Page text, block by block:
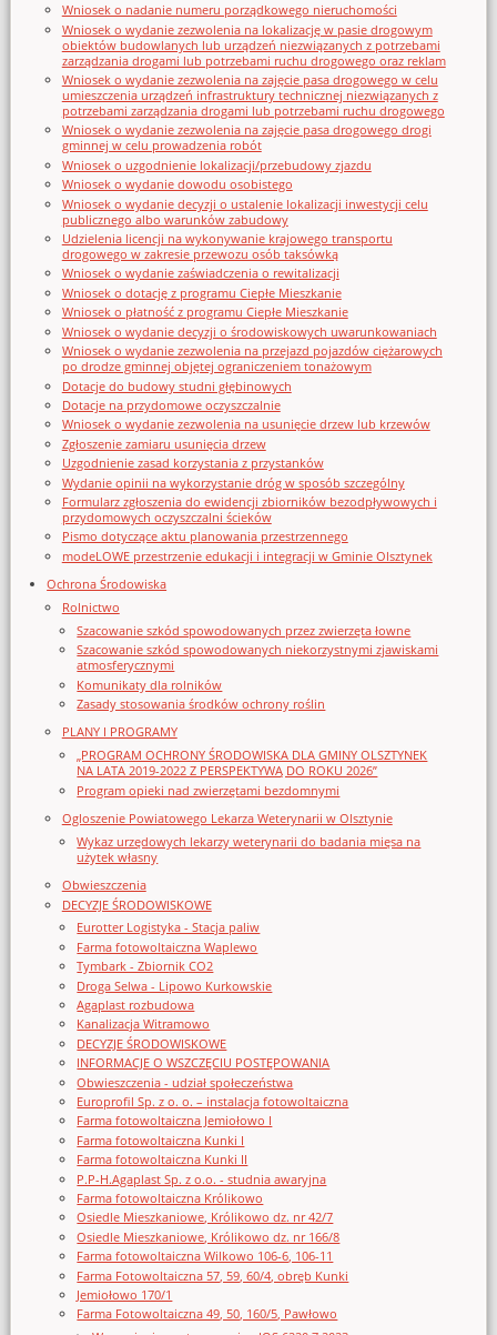
Wniosek o nadanie numeru porządkowego nieruchomości
Wniosek o wydanie zezwolenia na lokalizację w pasie drogowym
obiektów budowlanych lub urządzeń niezwiązanych z potrzebami
zarządzania drogami lub potrzebami ruchu drogowego oraz reklam
Wniosek o wydanie zezwolenia na zajęcie pasa drogowego w celu
umieszczenia urządzeń infrastruktury technicznej niezwiązanych z
potrzebami zarządzania drogami lub potrzebami ruchu drogowego
Wniosek o wydanie zezwolenia na zajęcie pasa drogowego drogi
gminnej w celu prowadzenia robót
Wniosek o uzgodnienie lokalizacji/przebudowy zjazdu
Wniosek o wydanie dowodu osobistego
Wniosek o wydanie decyzji o ustalenie lokalizacji inwestycji celu
publicznego albo warunków zabudowy
Udzielenia licencji na wykonywanie krajowego transportu
drogowego w zakresie przewozu osób taksówką
Wniosek o wydanie zaświadczenia o rewitalizacji
Wniosek o dotację z programu Ciepłe Mieszkanie
Wniosek o płatność z programu Ciepłe Mieszkanie
Wniosek o wydanie decyzji o środowiskowych uwarunkowaniach
Wniosek o wydanie zezwolenia na przejazd pojazdów ciężarowych
po drodze gminnej objętej ograniczeniem tonażowym
Dotacje do budowy studni głębinowych
Dotacje na przydomowe oczyszczalnie
Wniosek o wydanie zezwolenia na usunięcie drzew lub krzewów
Zgłoszenie zamiaru usunięcia drzew
Uzgodnienie zasad korzystania z przystanków
Wydanie opinii na wykorzystanie dróg w sposób szczególny
Formularz zgłoszenia do ewidencji zbiorników bezodpływowych i
przydomowych oczyszczalni ścieków
Pismo dotyczące aktu planowania przestrzennego
modeLOWE przestrzenie edukacji i integracji w Gminie Olsztynek
Ochrona Środowiska
Rolnictwo
Szacowanie szkód spowodowanych przez zwierzęta łowne
Szacowanie szkód spowodowanych niekorzystnymi zjawiskami
atmosferycznymi
Komunikaty dla rolników
Zasady stosowania środków ochrony roślin
PLANY I PROGRAMY
„PROGRAM OCHRONY ŚRODOWISKA DLA GMINY OLSZTYNEK
NA LATA 2019-2022 Z PERSPEKTYWĄ DO ROKU 2026”
Program opieki nad zwierzętami bezdomnymi
Ogloszenie Powiatowego Lekarza Weterynarii w Olsztynie
Wykaz urzędowych lekarzy weterynarii do badania mięsa na
użytek własny
Obwieszczenia
DECYZJE ŚRODOWISKOWE
Eurotter Logistyka - Stacja paliw
Farma fotowoltaiczna Waplewo
Tymbark - Zbiornik CO2
Droga Selwa - Lipowo Kurkowskie
Agaplast rozbudowa
Kanalizacja Witramowo
DECYZJE ŚRODOWISKOWE
INFORMACJE O WSZCZĘCIU POSTĘPOWANIA
Obwieszczenia - udział społeczeństwa
Europrofil Sp. z o. o. – instalacja fotowoltaiczna
Farma fotowoltaiczna Jemiołowo I
Farma fotowoltaiczna Kunki I
Farma fotowoltaiczna Kunki II
P.P-H.Agaplast Sp. z o.o. - studnia awaryjna
Farma fotowoltaiczna Królikowo
Osiedle Mieszkaniowe, Królikowo dz. nr 42/7
Osiedle Mieszkaniowe, Królikowo dz. nr 166/8
Farma fotowoltaiczna Wilkowo 106-6, 106-11
Farma Fotowoltaiczna 57, 59, 60/4, obręb Kunki
Jemiołowo 170/1
Farma Fotowoltaiczna 49, 50, 160/5, Pawłowo